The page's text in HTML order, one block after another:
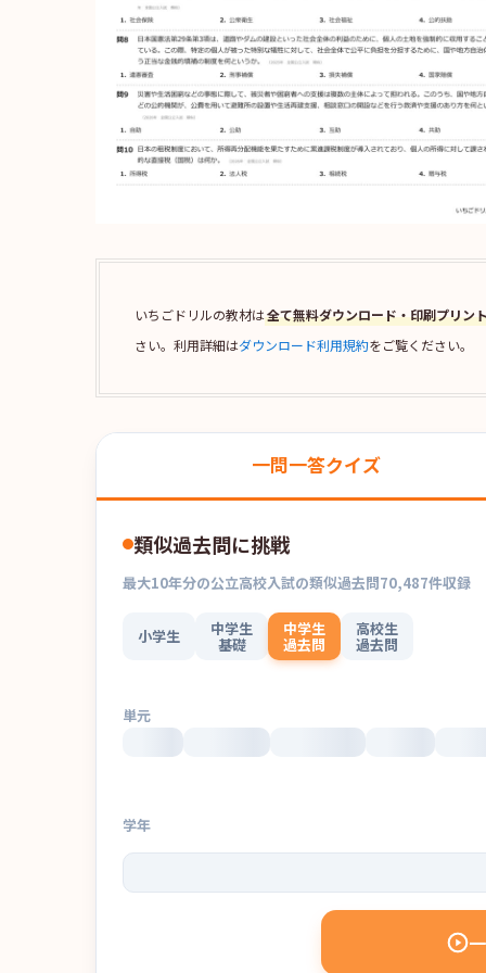
いちごドリルの教材は全て無料ダウンロード・印刷プリン
さい。利用詳細はダウンロード利用規約をご覧ください。
一問一答クイズ
類似過去問に挑戦
最大10年分の公立高校入試の類似過去問70,487件収録
小学生 中学生
基礎
中学生
過去問
高校生
過去問
単元
学年